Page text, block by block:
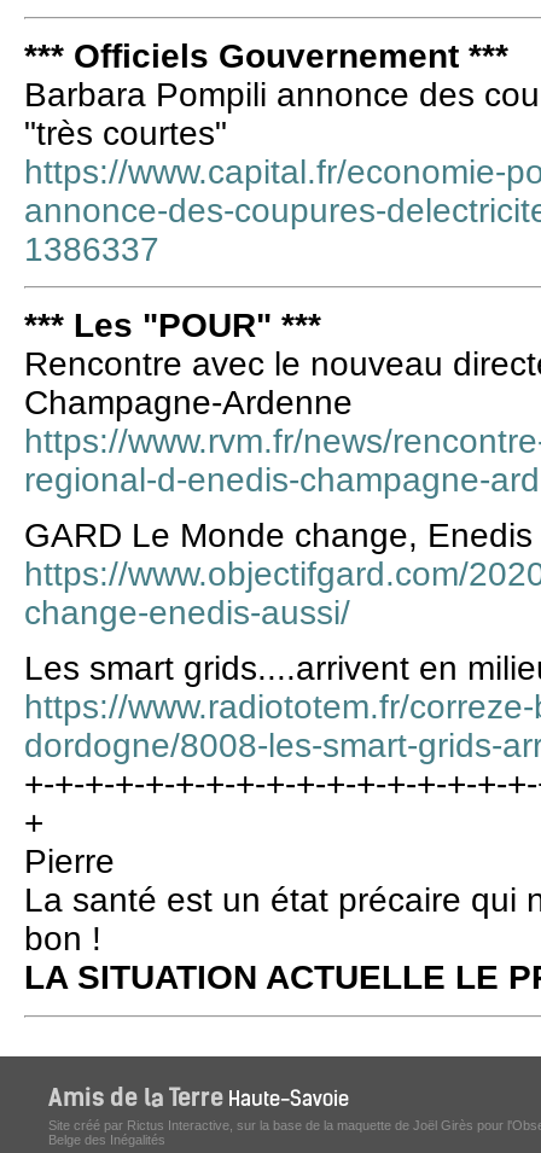
*** Officiels Gouvernement ***
Barbara Pompili annonce des
"très courtes"
https://www.capital.fr/economie-
annonce-des-coupures-
1386337
*** Les "POUR" ***
Rencontre avec le nouveau
Champagne-Ardenne
https://www.rvm.fr/news/
regional-d-enedis-champagne-
GARD Le Monde change,
https://www.objectifgard.com/
change-enedis-aussi/
Les smart grids....arrivent en
https://www.radiototem.fr/
dordogne/8008-les-smart-grids-
+-+-+-+-+-+-+-+-+-+-+-+-+-+-+-+-
+
Pierre
La santé est un état précaire qui
bon !
LA SITUATION ACTUELLE LE
Site créé par Rictus Interactive, sur la base de la maquette de Joël Girès pour
Belge des Inégalités